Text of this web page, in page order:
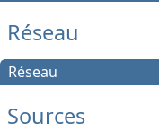
Réseau
Réseau
Sources